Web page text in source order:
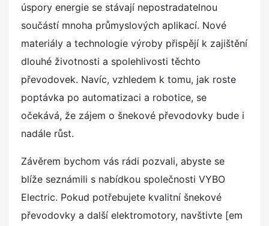
úspory energie se stávají nepostradatelnou
součástí mnoha průmyslových aplikací. Nové
materiály a technologie výroby přispějí k zajištění
dlouhé životnosti a spolehlivosti těchto
převodovek. Navíc, vzhledem k tomu, jak roste
poptávka po automatizaci a robotice, se
očekává, že zájem o šnekové převodovky bude i
nadále růst.
Závěrem bychom vás rádi pozvali, abyste se
blíže seznámili s nabídkou společnosti VYBO
Electric. Pokud potřebujete kvalitní šnekové
převodovky a další elektromotory, navštivte [em